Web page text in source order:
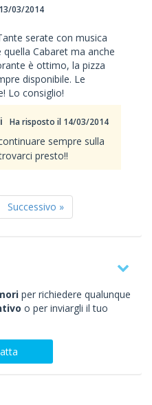
13/03/2014
serate con musica
Cabaret ma anche
è ottimo, la pizza
disponibile. Le
Lo consiglio!
Ha risposto il 14/03/2014
sempre sulla
presto!!
Successivo »
per richiedere qualunque
o per inviargli il tuo